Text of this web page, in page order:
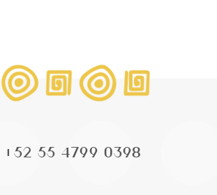
+52 55 4799 0398